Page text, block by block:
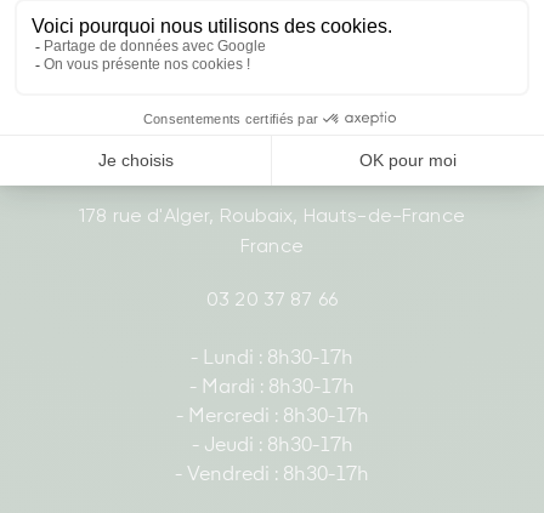
heures.
178 rue d'Alger, Roubaix, Hauts-de-France
France
03 20 37 87 66
- Lundi : 8h30-17h
- Mardi : 8h30-17h
- Mercredi : 8h30-17h
- Jeudi : 8h30-17h
- Vendredi : 8h30-17h